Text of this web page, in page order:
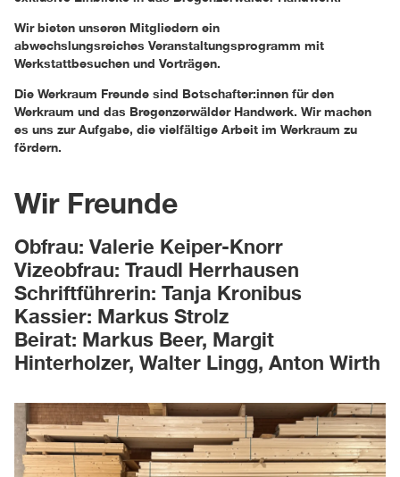
Wir bieten unseren Mitgliedern ein
abwechslungsreiches Veranstaltungsprogramm mit
Werkstattbesuchen und Vorträgen.
Die Werkraum Freunde sind Botschafter:innen für den
Werkraum und das Bregenzerwälder Handwerk. Wir machen
es uns zur Aufgabe, die vielfältige Arbeit im Werkraum zu
fördern.
Wir Freunde
Obfrau: Valerie Keiper-Knorr
Vizeobfrau: Traudl Herrhausen
Schriftführerin: Tanja Kronibus
Kassier: Markus Strolz
Beirat: Markus Beer, Margit
Hinterholzer, Walter Lingg, Anton Wirth